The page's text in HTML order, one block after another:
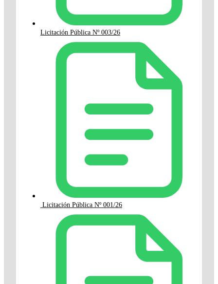
Licitación Pública Nº 003/26
Licitación Pública Nº 001/26